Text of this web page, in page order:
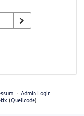
Admin Login
(Quellcode)